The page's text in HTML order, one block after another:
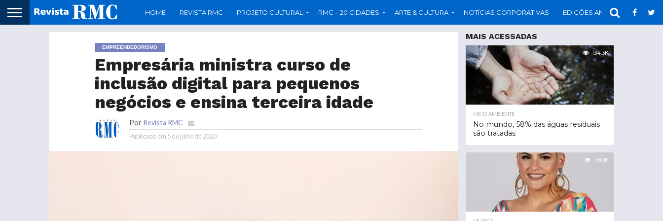
HOME REVISTA RMC PROJETO CULTURAL RMC – 20 CIDADES ARTE & CULTURA NOTÍCIAS CORPORATIVAS EDIÇÕES ANTERIORES
EMPREENDEDORISMO
Empresária ministra curso de
inclusão digital para pequenos
negócios e ensina terceira idade
Por Revista RMC
Publicado em 5 de julho de 2020
MAIS ACESSADAS
134.3K
MEIO AMBIENTE
No mundo, 58% das águas residuais
são tratadas
118.9K